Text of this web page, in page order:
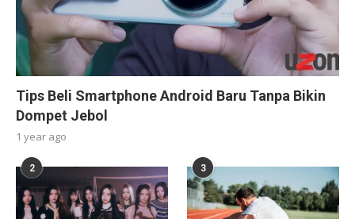
Tips Beli Smartphone Android Baru Tanpa Bikin
Dompet Jebol
1 year ago
2 3